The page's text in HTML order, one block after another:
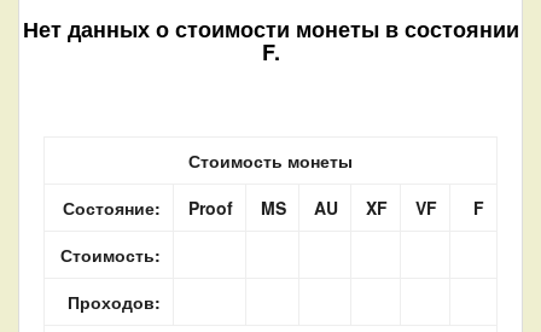
Нет данных о стоимости монеты в состоянии
F.
Стоимость монеты
Состояние:
Proof MS AU XF VF
F
Стоимость:
Проходов: